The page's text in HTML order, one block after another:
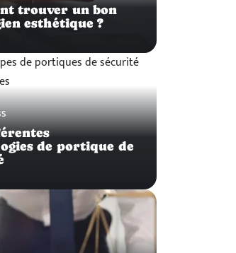
trouver un bon
esthétique ?
de portique de